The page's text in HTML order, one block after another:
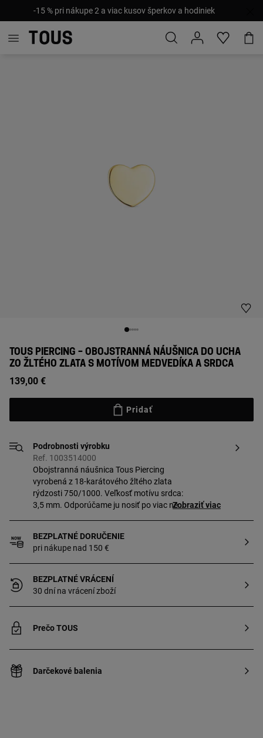
-15 % pri nákupe 2 a viac kusov šperkov a hodiniek
TOUS PIERCING – OBOJSTRANNÁ NÁUŠNICA DO UCHA
ZO ŽLTÉHO ZLATA S MOTÍVOM MEDVEDÍKA A SRDCA
139,00 €
Pridať
Podrobnosti výrobku
Ref. 1003514000
Obojstranná náušnica Tous Piercing
vyrobená z 18-karátového žltého zlata
rýdzosti 750/1000. Veľkosť motívu srdca:
3,5 mm. Odporúčame ju nosiť po viac než
mechanizovaná. Cena za jeden kus.
Zobraziť viac
BEZPLATNÉ DORUČENIE
pri nákupe nad 150 €
BEZPLATNÉ VRÁCENÍ
30 dní na vrácení zboží
Prečo TOUS
Darčekové balenia